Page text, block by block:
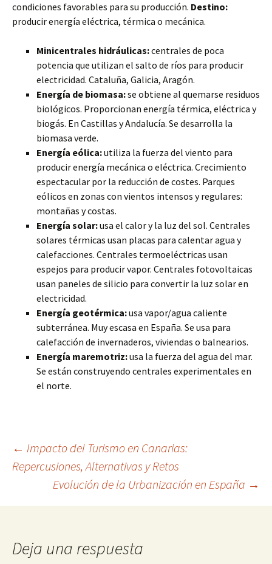
condiciones favorables para su producción. Destino:
producir energía eléctrica, térmica o mecánica.
Minicentrales hidráulicas:centrales de poca
potencia que utilizan el salto de ríos para producir
electricidad. Cataluña, Galicia, Aragón.
Energía de biomasa:se obtiene al quemarse residuos
biológicos. Proporcionan energía térmica, eléctrica y
biogás. En Castillas y Andalucía. Se desarrolla la
biomasa verde.
Energía eólica:utiliza la fuerza del viento para
producir energía mecánica o eléctrica. Crecimiento
espectacular por la reducción de costes. Parques
eólicos en zonas con vientos intensos y regulares:
montañas y costas.
Energía solar:usa el calor y la luz del sol. Centrales
solares térmicas usan placas para calentar agua y
calefacciones. Centrales termoeléctricas usan
espejos para producir vapor. Centrales fotovoltaicas
usan paneles de silicio para convertir la luz solar en
electricidad.
Energía geotérmica:usa vapor/agua caliente
subterránea. Muy escasa en España. Se usa para
calefacción de invernaderos, viviendas o balnearios.
Energía maremotriz:usa la fuerza del agua del mar.
Se están construyendo centrales experimentales en
el norte.
Navegación
← Impacto del Turismo en Canarias:
Repercusiones, Alternativas y Retos
Evolución de la Urbanización en España →
Deja una respuesta